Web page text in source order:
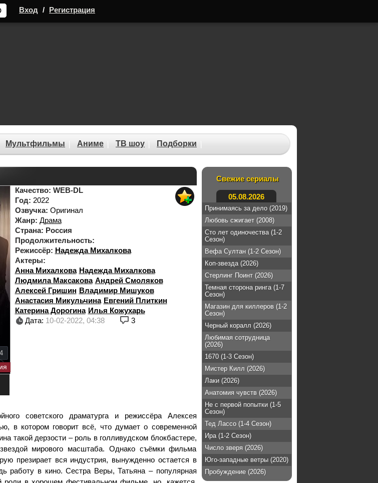
Вход / Регистрация
Мультфильмы Аниме ТВ шоу Подборки
Свежие сериалы
05.08.2026
Принимаясь за дело (2019)
Любовь сжигает (2008)
Сто лет одиночества (1-2
Сезон)
Вефа Султан (1-2 Сезон)
Коп-звезда (2026)
Стерлинг Поинт (2026)
Темная сторона ринга (1-7
Сезон)
Магазин для киллеров (1-2
Сезон)
Черный коралл (2026)
Любимая сотрудница
(2026)
1670 (1-3 Сезон)
Мистер Килл (2026)
Лаки (2026)
Анатомия чувств (2026)
Не с первой попытки (1-5
Сезон)
Тед Лассо (1-4 Сезон)
Ира (1-2 Сезон)
Число зверя (2026)
Юго-западные ветры (2020)
Пробуждение (2026)
Качество: WEB-DL
Год: 2022
Озвучка: Оригинал
Жанр: Драма
Страна: Россия
Продолжительность:
Режиссёр: Надежда Михалкова
Актеры:
Анна Михалкова Надежда Михалкова
Людмила Максакова Андрей Смоляков
Алексей Гришин Владимир Мишуков
Анастасия Микульчина Евгений Плиткин
Катерина Дорогина Илья Кожухарь
Дата: 10-02-2022, 04:38 3
советского драматурга и режиссёра Алексея
в котором говорит всё, что думает о современной
такой дерзости – роль в голливудском блокбастере,
мирового масштаба. Однако съёмки фильма
презирает вся индустрия, вынужденно остается в
работу в кино. Сестра Веры, Татьяна – популярная